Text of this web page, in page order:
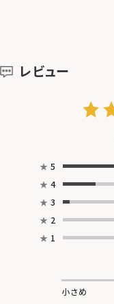
レビュー
★ 5
★ 4
★ 3
★ 2
★ 1
小さめ